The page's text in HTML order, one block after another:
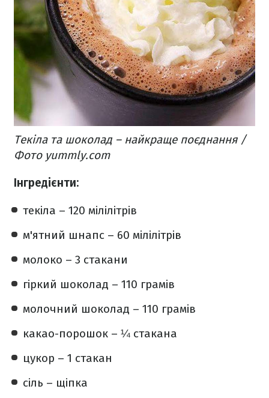
Текіла та шоколад – найкраще поєднання /
Фото yummly.com
Інгредієнти:
текіла – 120 мілілітрів
м'ятний шнапс – 60 мілілітрів
молоко – 3 стакани
гіркий шоколад – 110 грамів
молочний шоколад – 110 грамів
какао-порошок – ¼ стакана
цукор – 1 стакан
сіль – щіпка